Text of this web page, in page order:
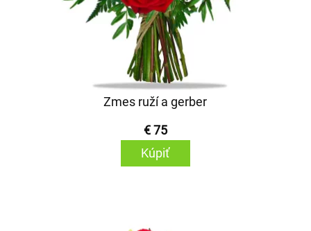
Zmes ruží a gerber
€ 75
Kúpiť